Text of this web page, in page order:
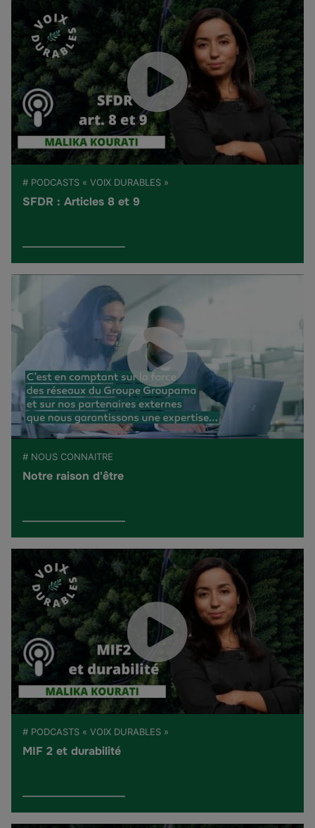
# PODCASTS « VOIX DURABLES »
SFDR : Articles 8 et 9
# NOUS CONNAITRE
Notre raison d'être
# PODCASTS « VOIX DURABLES »
MIF 2 et durabilité